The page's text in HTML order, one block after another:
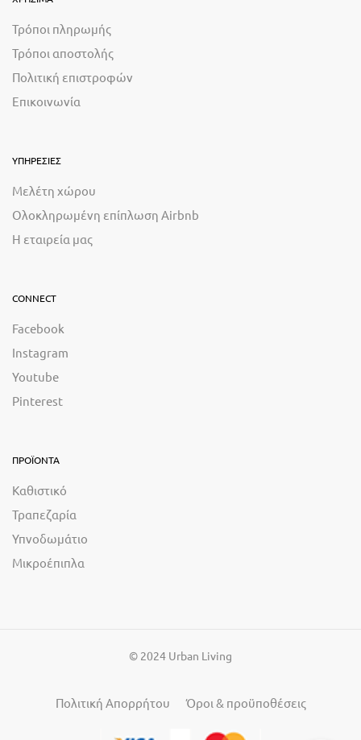
Τρόποι πληρωμής
Τρόποι αποστολής
Πολιτική επιστροφών
Επικοινωνία
ΥΠΗΡΕΣΙΕΣ
Μελέτη χώρου
Ολοκληρωμένη επίπλωση Airbnb
Η εταιρεία μας
CONNECT
Facebook
Instagram
Youtube
Pinterest
ΠΡΟΪΟΝΤΑ
Καθιστικό
Τραπεζαρία
Υπνοδωμάτιο
Μικροέπιπλα
© 2024 Urban Living
Πολιτική Απορρήτου Όροι & προϋποθέσεις